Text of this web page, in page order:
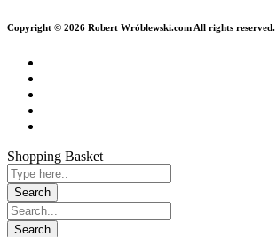
Copyright © 2026 Robert Wróblewski.com All rights reserved.
Shopping Basket